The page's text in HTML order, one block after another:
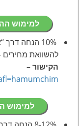
למימוש
10% הנחה
להשוואת מחירים
הקישור–
למימוש